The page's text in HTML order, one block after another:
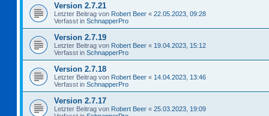
Version 2.7.21
Letzter Beitrag von Robert Beer « 22.05.2023, 09:28
Verfasst in SchnapperPro
Version 2.7.19
Letzter Beitrag von Robert Beer « 19.04.2023, 15:12
Verfasst in SchnapperPro
Version 2.7.18
Letzter Beitrag von Robert Beer « 14.04.2023, 13:46
Verfasst in SchnapperPro
Version 2.7.17
Letzter Beitrag von Robert Beer « 25.03.2023, 19:09